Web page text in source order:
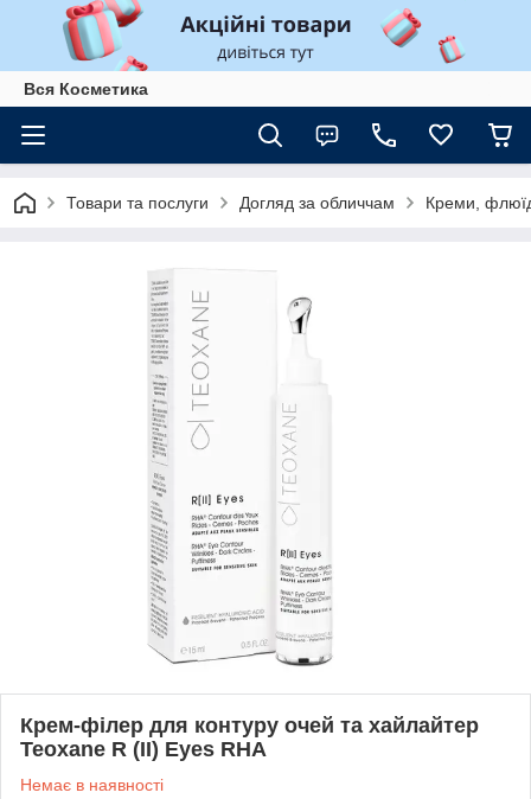
Вся Косметика
Товари та послуги Догляд за обличчам Креми,
Крем-філер для контуру очей та хайлайтер
Teoxane R (II) Eyes RHA
Немає в наявності